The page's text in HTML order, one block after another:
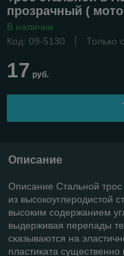
прозрачный (
В наличии
Код: 09-5130
Только
17 руб.
Описание
Описание Стальной
из высокоуглеродистой
высоким содержанием
выдерживая перепады
сказываются на
пластиката